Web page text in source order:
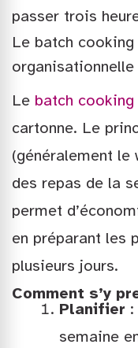
passer trois
Le batch
organisationnelle
Le batch cooking
cartonne. Le
(généralement le
des repas de la
permet
en préparant les
plusieurs jours.
Comment s’y
Planifier
semaine